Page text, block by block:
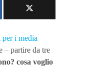
per i media
– partire da tre
cosa voglio